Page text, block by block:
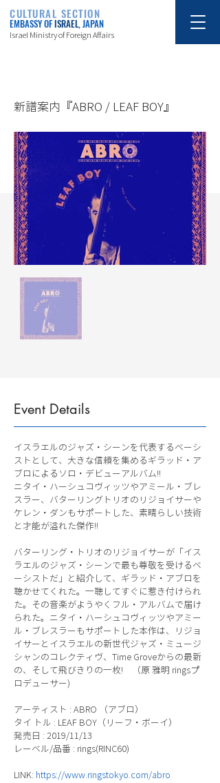
CULTURAL SECTION
EMBASSY OFISRAEL, JAPAN
Israel Ministry of Foreign Affairs
新譜案内『ABRO / LEAF BOY』
Event Details
イスラエルのジャズ・シーンを代表するベーシ
ストとして、大きな信頼を集めるギラッド・ア
ブロによるソロ・デビューアルバム!!
ニタイ・ハーシュコヴィッツやアミール・ブレ
スラー、バターリングトリオのリジョイサーや
ケレン・ダンもサポートした、素晴らしい技術
と才能が溢れた傑作!!
バターリング・トリオのリジョイサーが「イス
ラエルのジャズ・シーンで最も尊敬を受けるベ
ーシストだ」と紹介して、ギラッド・アブロを
聴かせてくれた。一聴してすぐに惹き付けられ
た。その音楽がようやくフル・アルバムで届け
られた。ニタイ・ハーシュコヴィッツやアミー
ル・ブレスラーもサポートした本作は、リジョ
イサーとイスラエルの新世代ジャズ・ミュージ
シャンのコレクティヴ、Time Groveからの最新
の、そして飛びきりの一枚! （原 雅明 ringsプ
ロデューサー)
アーティスト : ABRO （アブロ）
タイ トル : LEAF BOY（リーフ・ボーイ）
発売日 : 2019/11/13
レーベル/品番 : rings(RINC60)
LINK: https://www.ringstokyo.com/abro